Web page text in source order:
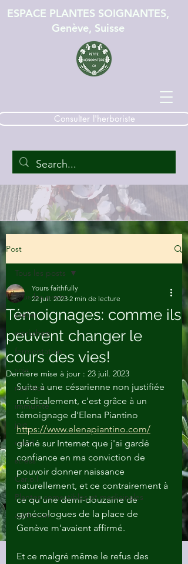
ESPACE PLANTES SOIGNANTES,
Genève, Suisse
Consulter l'herboriste
Post
Tous les posts
atelier
workshop
fermentation
soja
nutrition
immunité
joie
covid
stress
Car.o.l
Plantes comestibles et medicinales
addiction
Tous les posts
Témoignages: comme ils
peuvent changer le
cours des vies!
Yours faithfully
22 juil. 2023 2 min de lecture
Dernière mise à jour : 23 juil. 2023
Suite à une césarienne non justifiée
médicalement, c'est grâce à un
témoignage d'Elena Piantino
https://www.elenapiantino.com/
glâné sur Internet que j'ai gardé
confiance en ma conviction de
pouvoir donner naissance
naturellement, et ce contrairement à
ce qu'une demi-douzaine de
gynécologues de la place de
Genève m'avaient affirmé.
Et ce malgré même le refus des